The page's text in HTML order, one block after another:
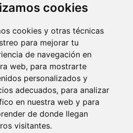
cookies
cookies y otras técnicas
para mejorar tu
de navegación en
web, para mostrarte
personalizados y
adecuados, para analizar
en nuestra web y para
de donde llegan
visitantes.
preferences
cancionesdeboda.com